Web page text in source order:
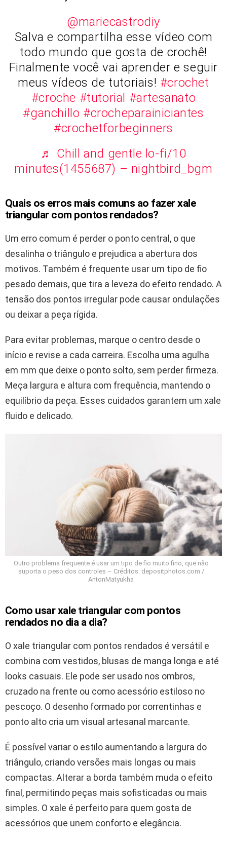
@mariecastrodiy
Salva e compartilha esse vídeo com
todo mundo que gosta de crochê!
Finalmente você vai aprender e seguir
meus vídeos de tutoriais! #crochet
#croche #tutorial #artesanato
#ganchillo #crocheparainiciantes
#crochetforbeginners
♬ Chill and gentle lo-fi/10
minutes(1455687) – nightbird_bgm
Quais os erros mais comuns ao fazer xale
triangular com pontos rendados?
Um erro comum é perder o ponto central, o que
desalinha o triângulo e prejudica a abertura dos
motivos. Também é frequente usar um tipo de fio
pesado demais, que tira a leveza do efeito rendado. A
tensão dos pontos irregular pode causar ondulações
ou deixar a peça rígida.
Para evitar problemas, marque o centro desde o
início e revise a cada carreira. Escolha uma agulha
em mm que deixe o ponto solto, sem perder firmeza.
Meça largura e altura com frequência, mantendo o
equilíbrio da peça. Esses cuidados garantem um xale
fluido e delicado.
Outro problema frequente é usar um tipo de fio muito fino, que não
suporta o peso dos controles – Créditos: depositphotos.com /
AntonMatyukha
Como usar xale triangular com pontos
rendados no dia a dia?
O xale triangular com pontos rendados é versátil e
combina com vestidos, blusas de manga longa e até
looks casuais. Ele pode ser usado nos ombros,
cruzado na frente ou como acessório estiloso no
pescoço. O desenho formado por correntinhas e
ponto alto cria um visual artesanal marcante.
É possível variar o estilo aumentando a largura do
triângulo, criando versões mais longas ou mais
compactas. Alterar a borda também muda o efeito
final, permitindo peças mais sofisticadas ou mais
simples. O xale é perfeito para quem gosta de
acessórios que unem conforto e elegância.